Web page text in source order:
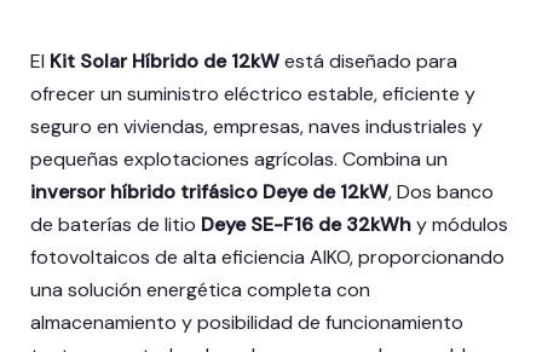
El Kit Solar Híbrido de 12kWestá diseñado para
ofrecer un suministro eléctrico estable, eficiente y
seguro en viviendas, empresas, naves industriales y
pequeñas explotaciones agrícolas. Combina un
inversor híbrido trifásico Deye de 12kW, Dos banco
de baterías de litio Deye SE-F16 de 32kWhy módulos
fotovoltaicos de alta eficiencia AIKO, proporcionando
una solución energética completa con
almacenamiento y posibilidad de funcionamiento